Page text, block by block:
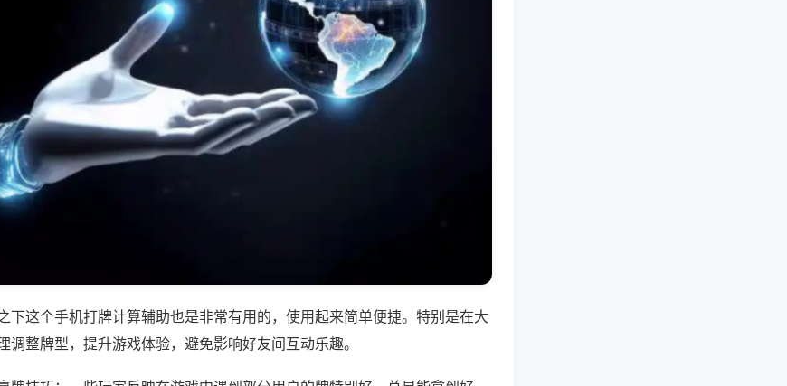
下这个手机打牌计算辅助也是非常有用的，使用起来简单便捷。特别是在大
调整牌型，提升游戏体验，避免影响好友间互动乐趣。